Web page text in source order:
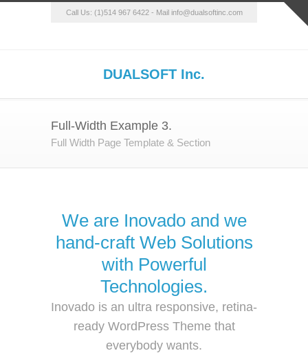
Call Us: (1)514 967 6422 - Mail info@dualsoftinc.com
DUALSOFT Inc.
Full-Width Example 3.
Full Width Page Template & Section
We are Inovado and we
hand-craft Web Solutions
with Powerful
Technologies.
Inovado is an ultra responsive, retina-
ready WordPress Theme that
everybody wants.